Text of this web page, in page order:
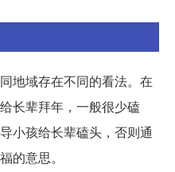
地域存在不同的看法。在
长辈拜年，一般很少磕
小孩给长辈磕头，否则通
的意思。